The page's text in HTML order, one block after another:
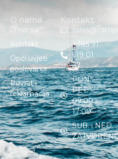
O nama
O nama
Kontakt
Opći uvjeti
poslovanja
Povrat i
reklamacija
Kontakt
+385 91
619 01
27
PON. –
PET. :
09:00 –
17:00
SUB. i NED. :